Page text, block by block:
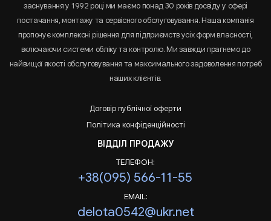
заснування у 1992 році ми маємо понад 30 років досвіду у сфері
постачання, монтажу та сервісного обслуговування. Наша компанія
пропонує комплексні рішення для підприємств усіх форм власності,
включаючи системи обліку та контролю. Ми завжди прагнемо до
найвищої якості обслуговування та максимального задоволення потреб
наших клієнтів.
Договір публічної оферти
Політика конфіденційності
ВІДДІЛ ПРОДАЖУ
ТЕЛЕФОН:
+38(095) 566-11-55
EMAIL:
delota0542@ukr.net